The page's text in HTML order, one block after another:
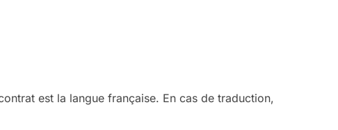
est la langue française. En cas de traduction,